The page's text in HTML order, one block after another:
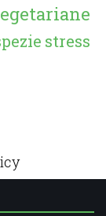
stress